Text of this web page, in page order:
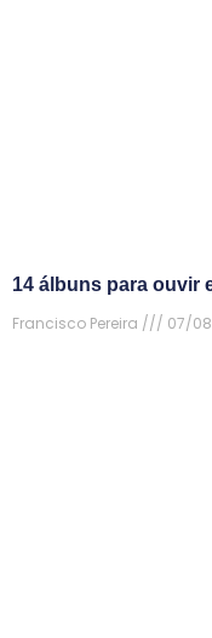
14 álbuns para ouvir
Francisco Pereira
07/